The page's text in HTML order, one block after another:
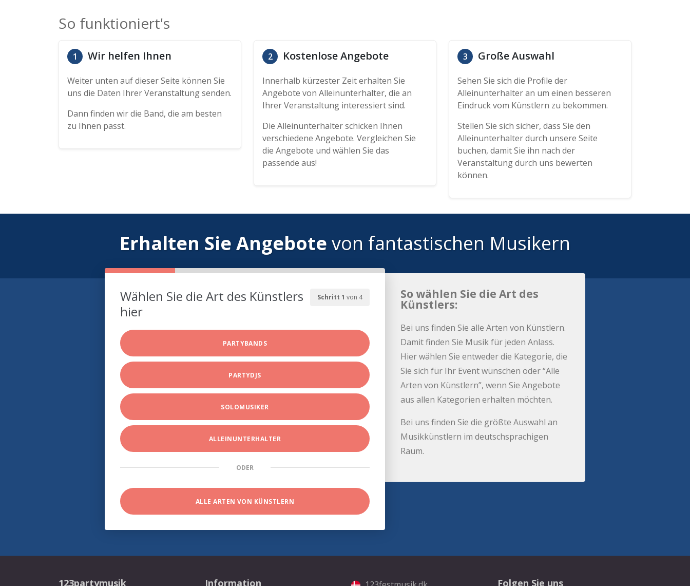
So funktioniert's
1 Wir helfen Ihnen
Weiter unten auf dieser Seite können Sie
uns die Daten Ihrer Veranstaltung senden.
Dann finden wir die Band, die am besten
zu Ihnen passt.
2 Kostenlose Angebote
Innerhalb kürzester Zeit erhalten Sie
Angebote von Alleinunterhalter, die an
Ihrer Veranstaltung interessiert sind.
Die Alleinunterhalter schicken Ihnen
verschiedene Angebote. Vergleichen Sie
die Angebote und wählen Sie das
passende aus!
3 Große Auswahl
Sehen Sie sich die Profile der
Alleinunterhalter an um einen besseren
Eindruck vom Künstlern zu bekommen.
Stellen Sie sich sicher, dass Sie den
Alleinunterhalter durch unsere Seite
buchen, damit Sie ihn nach der
Veranstaltung durch uns bewerten
können.
Erhalten Sie Angebote von fantastischen Musikern
Schritt 1 von 4
Wählen Sie die Art des Künstlers
hier
PARTYBANDS
PARTYDJS
SOLOMUSIKER
ALLEINUNTERHALTER
ODER
ALLE ARTEN VON KÜNSTLERN
So wählen Sie die Art des
Künstlers:
Bei uns finden Sie alle Arten von Künstlern.
Damit finden Sie Musik für jeden Anlass.
Hier wählen Sie entweder die Kategorie, die
Sie sich für Ihr Event wünschen oder “Alle
Arten von Künstlern”, wenn Sie Angebote
aus allen Kategorien erhalten möchten.
Bei uns finden Sie die größte Auswahl an
Musikkünstlern im deutschsprachigen
Raum.
123partymusik Information Folgen Sie uns